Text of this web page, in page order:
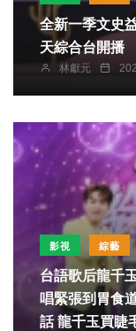
全新一季文史
天綜合台開播
林獻元
影視 綜藝
台語歌后龍千玉
唱緊張到胃食道逆流 赴俄羅斯拍MV
話 龍千玉買